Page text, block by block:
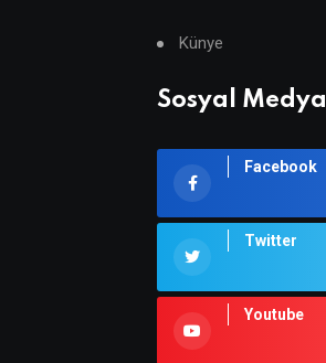
Künye
Sosyal Medya
Facebook
Twitter
Youtube